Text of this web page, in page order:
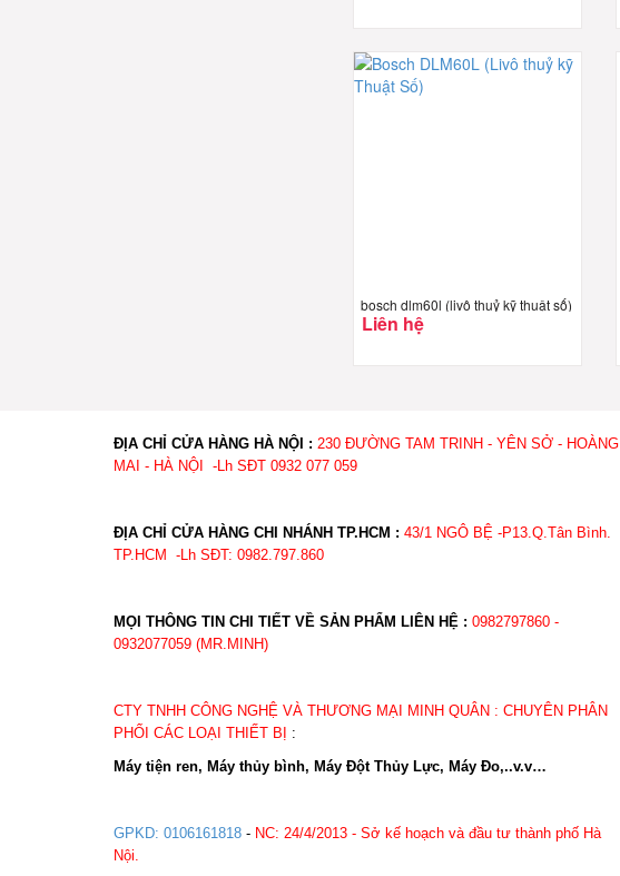
bosch dlm60l (livô thuỷ kỹ thuật số)
Liên hệ
ĐỊA CHỈ CỬA HÀNG HÀ NỘI : 230 ĐƯỜNG TAM TRINH - YÊN SỞ - HOÀNG
MAI - HÀ NỘI -Lh SĐT 0932 077 059
ĐỊA CHỈ CỬA HÀNG CHI NHÁNH TP.HCM : 43/1 NGÔ BỆ -P13.Q.Tân Bình.
TP.HCM -Lh SĐT: 0982.797.860
MỌI THÔNG TIN CHI TIẾT VỀ SẢN PHẨM LIÊN HỆ : 0982797860 -
0932077059 (MR.MINH)
CTY TNHH CÔNG NGHỆ VÀ THƯƠNG MẠI MINH QUÂN : CHUYÊN PHÂN
PHỐI CÁC LOẠI THIẾT BỊ
:
Máy tiện ren, Máy thủy bình, Máy Đột Thủy Lực, Máy Đo,..v.v…
GPKD: 0106161818 - NC: 24/4/2013 - Sở kế hoạch và đầu tư thành phố Hà
Nội.